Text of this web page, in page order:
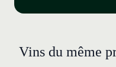
aisément les 15ans.
Vins du même